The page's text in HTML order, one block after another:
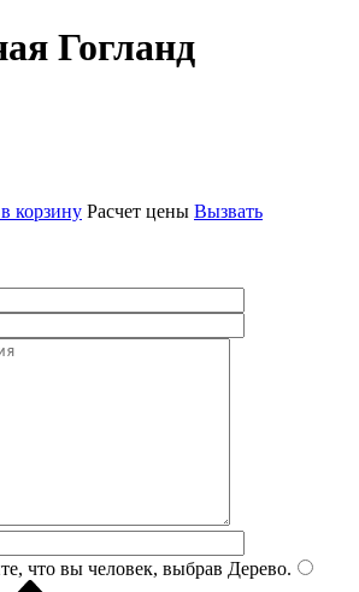
Гогланд
корзину Расчет цены Вызвать
что вы человек, выбрав Дерево.